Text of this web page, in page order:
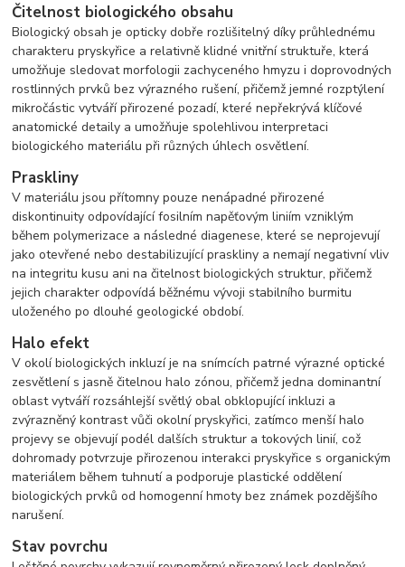
Čitelnost biologického obsahu
Biologický obsah je opticky dobře rozlišitelný díky průhlednému
charakteru pryskyřice a relativně klidné vnitřní struktuře, která
umožňuje sledovat morfologii zachyceného hmyzu i doprovodných
rostlinných prvků bez výrazného rušení, přičemž jemné rozptýlení
mikročástic vytváří přirozené pozadí, které nepřekrývá klíčové
anatomické detaily a umožňuje spolehlivou interpretaci
biologického materiálu při různých úhlech osvětlení.
Praskliny
V materiálu jsou přítomny pouze nenápadné přirozené
diskontinuity odpovídající fosilním napěťovým liniím vzniklým
během polymerizace a následné diagenese, které se neprojevují
jako otevřené nebo destabilizující praskliny a nemají negativní vliv
na integritu kusu ani na čitelnost biologických struktur, přičemž
jejich charakter odpovídá běžnému vývoji stabilního burmitu
uloženého po dlouhé geologické období.
Halo efekt
V okolí biologických inkluzí je na snímcích patrné výrazné optické
zesvětlení s jasně čitelnou halo zónou, přičemž jedna dominantní
oblast vytváří rozsáhlejší světlý obal obklopující inkluzi a
zvýrazněný kontrast vůči okolní pryskyřici, zatímco menší halo
projevy se objevují podél dalších struktur a tokových linií, což
dohromady potvrzuje přirozenou interakci pryskyřice s organickým
materiálem během tuhnutí a podporuje plastické oddělení
biologických prvků od homogenní hmoty bez známek pozdějšího
narušení.
Stav povrchu